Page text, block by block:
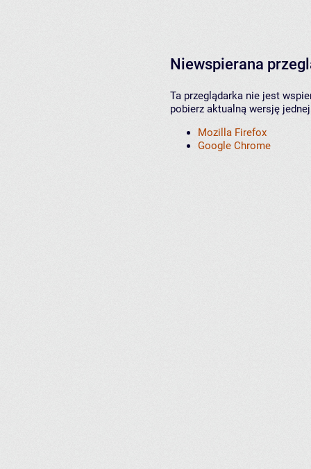
Niewspierana
Ta przeglądarka nie jest
pobierz aktualną wersję
Mozilla Firefox
Google Chrome